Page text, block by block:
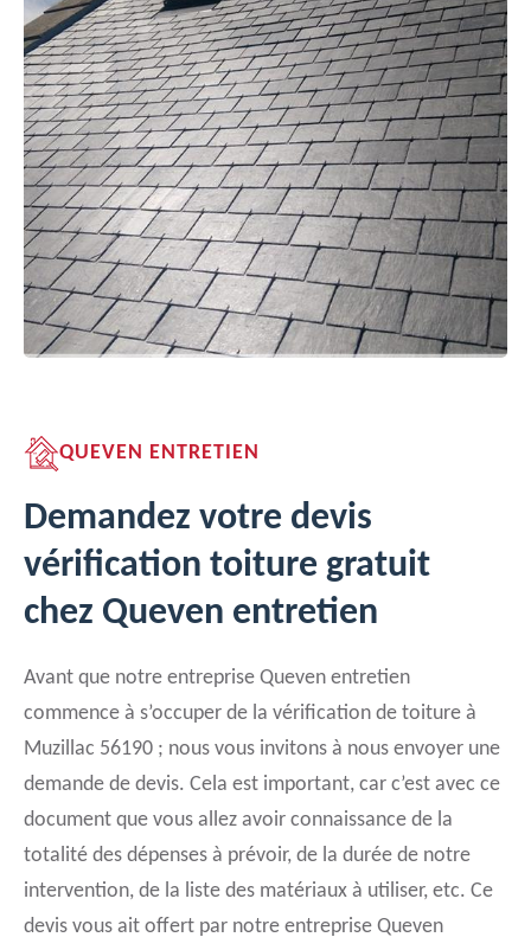
QUEVEN ENTRETIEN
Demandez votre devis
vérification toiture gratuit
chez Queven entretien
Avant que notre entreprise Queven entretien
commence à s’occuper de la vérification de toiture à
Muzillac 56190 ; nous vous invitons à nous envoyer une
demande de devis. Cela est important, car c’est avec ce
document que vous allez avoir connaissance de la
totalité des dépenses à prévoir, de la durée de notre
intervention, de la liste des matériaux à utiliser, etc. Ce
devis vous ait offert par notre entreprise Queven